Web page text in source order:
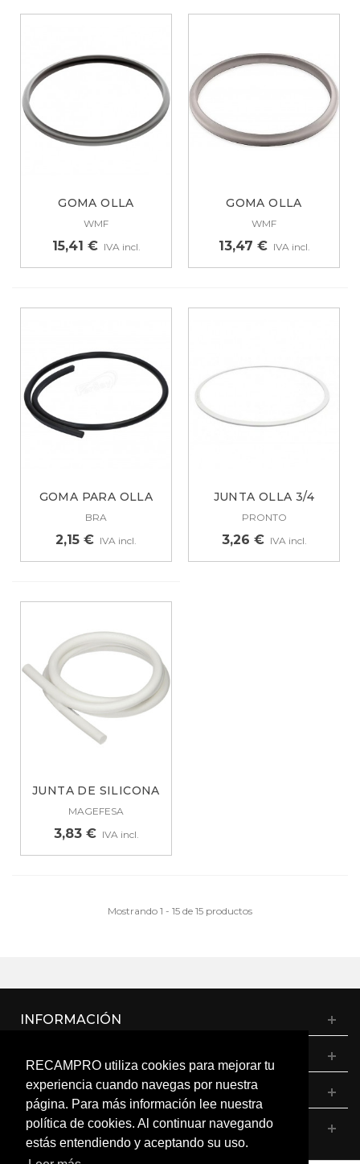
RECAMPRO utiliza cookies para mejorar tu
experiencia cuando navegas por nuestra
página. Para más información lee nuestra
política de cookies. Al continuar navegando
estás entendiendo y aceptando su uso.
GOMA OLLA
ORIGINAL RÁPIDA
WMF
15,41 € IVA incl.
GOMA OLLA
ORIGINAL RÁPIDA
WMF
13,47 € IVA incl.
GOMA PARA OLLA
ORIGINAL BRA 8,...
BRA
2,15 € IVA incl.
JUNTA OLLA 3/4
LITROS PRONTO...
PRONTO
3,26 € IVA incl.
JUNTA DE SILICONA
PARA OLLA...
MAGEFESA
3,83 € IVA incl.
Mostrando 1 - 15 de 15 productos
INFORMACIÓN
MI CUENTA
CONTÁCTANOS